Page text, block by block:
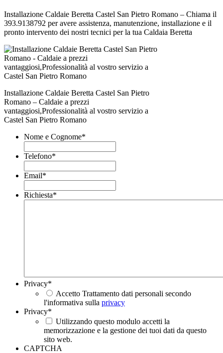
Installazione Caldaie Beretta Castel San Pietro Romano – Chiama il
393.9138792 per avere assistenza, manutenzione, installazione e il
pronto intervento dei nostri tecnici per la tua Caldaia Beretta
Installazione Caldaie Beretta Castel San Pietro
Romano – Caldaie a prezzi
vantaggiosi,Professionalità al vostro servizio a
Castel San Pietro Romano
Nome e Cognome*
Telefono*
Email*
Richiesta*
Privacy*
Accetto Trattamento dati personali secondo
l'informativa sulla privacy
Privacy*
Utilizzando questo modulo accetti la
memorizzazione e la gestione dei tuoi dati da questo
sito web.
CAPTCHA